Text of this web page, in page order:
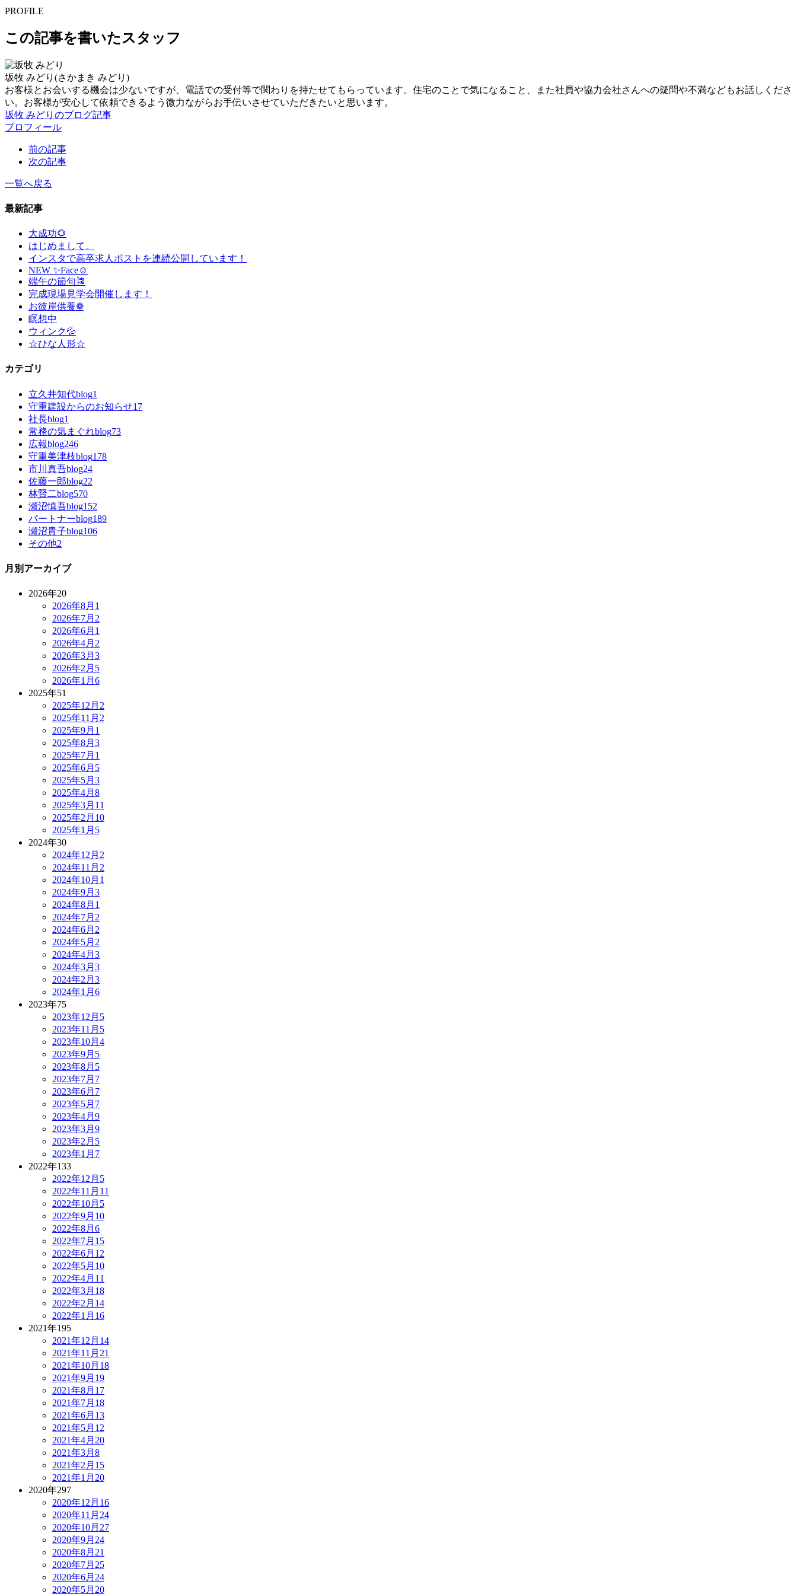
PROFILE
この記事を書いたスタッフ
坂牧 みどり (さかまき みどり)
お客様とお会いする機会は少ないですが、電話での受付等で関わりを持たせてもらっています。住宅のことで気になること、また社員や協力会社さんへの疑問や不満などもお話しくださ
い。お客様が安心して依頼できるよう微力ながらお手伝いさせていただきたいと思います。
坂牧 みどりのブログ記事
プロフィール
前の記事
次の記事
一覧へ戻る
最新記事
大成功🌻
はじめまして。
インスタで高卒求人ポストを連続公開しています！
NEW ✨Face☺
端午の節句🎏
完成現場見学会開催します！
お彼岸供養❁
瞑想中
ウィンク💦
☆ひな人形☆
カテゴリ
立久井知代blog1
守重建設からのお知らせ17
社長blog1
常務の気まぐれblog73
広報blog246
守重美津枝blog178
市川真吾blog24
佐藤一郎blog22
林賢二blog570
瀬沼慎吾blog152
パートナーblog189
瀬沼貴子blog106
その他2
月別アーカイブ
2026年20
2026年8月 1
2026年7月 2
2026年6月 1
2026年4月 2
2026年3月 3
2026年2月 5
2026年1月 6
2025年51
2025年12月 2
2025年11月 2
2025年9月 1
2025年8月 3
2025年7月 1
2025年6月 5
2025年5月 3
2025年4月 8
2025年3月 11
2025年2月 10
2025年1月 5
2024年30
2024年12月 2
2024年11月 2
2024年10月 1
2024年9月 3
2024年8月 1
2024年7月 2
2024年6月 2
2024年5月 2
2024年4月 3
2024年3月 3
2024年2月 3
2024年1月 6
2023年75
2023年12月 5
2023年11月 5
2023年10月 4
2023年9月 5
2023年8月 5
2023年7月 7
2023年6月 7
2023年5月 7
2023年4月 9
2023年3月 9
2023年2月 5
2023年1月 7
2022年133
2022年12月 5
2022年11月 11
2022年10月 5
2022年9月 10
2022年8月 6
2022年7月 15
2022年6月 12
2022年5月 10
2022年4月 11
2022年3月 18
2022年2月 14
2022年1月 16
2021年195
2021年12月 14
2021年11月 21
2021年10月 18
2021年9月 19
2021年8月 17
2021年7月 18
2021年6月 13
2021年5月 12
2021年4月 20
2021年3月 8
2021年2月 15
2021年1月 20
2020年297
2020年12月 16
2020年11月 24
2020年10月 27
2020年9月 24
2020年8月 21
2020年7月 25
2020年6月 24
2020年5月 20